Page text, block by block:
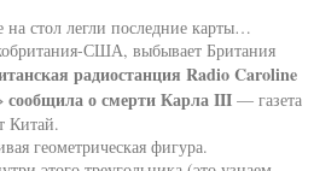
стол легли последние карты…
США, выбывает Британия
радиостанция Radio Caroline
сообщила о смерти Карла III — газета
Китай.
геометрическая фигура.